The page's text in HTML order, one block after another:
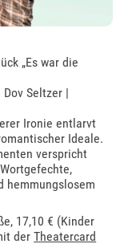
„Es war die
Seltzer |
Ironie entlarvt
Ideale.
verspricht
hemmungslosem
17,10 € (Kinder
derTheatercard